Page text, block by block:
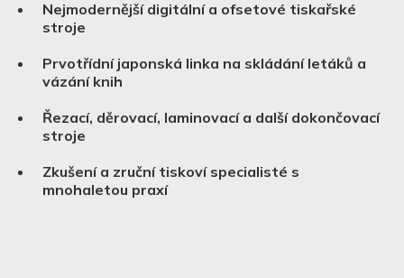
Nejmodernější digitální a ofsetové tiskařské
stroje
Prvotřídní japonská linka na skládání letáků a
vázání knih
Řezací, děrovací, laminovací a další dokončovací
stroje
Zkušení a zruční tiskoví specialisté s
mnohaletou praxí